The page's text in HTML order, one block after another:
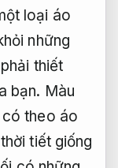
loại áo
những
thiết
bạn. Màu
có theo áo
tiết giống